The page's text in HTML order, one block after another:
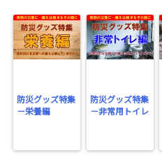
防災グッズ特集
－栄養編
防災グッズ特集
－非常用トイレ